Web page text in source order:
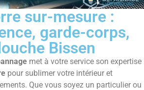
sur-mesure :
garde-corps,
Bissen
met à votre service son expertise
pour sublimer votre intérieur et
Que vous soyez un particulier ou